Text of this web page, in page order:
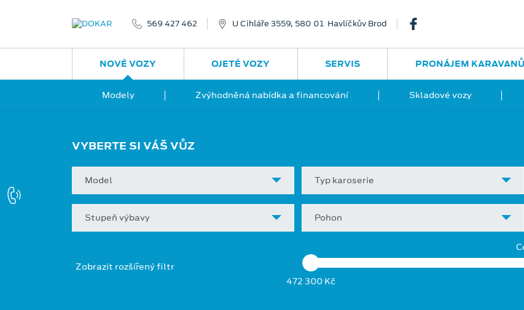
569 427 462 U Cihláře 3559, 580 01 Havlíčkův Brod
NOVÉ VOZY
Modely Zvýhodněná nabídka a financování Skladové vozy
OJETÉ VOZY SERVIS PRONÁJEM
VYBERTE SI VÁŠ VŮZ
Model Typ karoserie
Stupeň výbavy Pohon
Zobrazit rozšířený filtr
472 300 Kč